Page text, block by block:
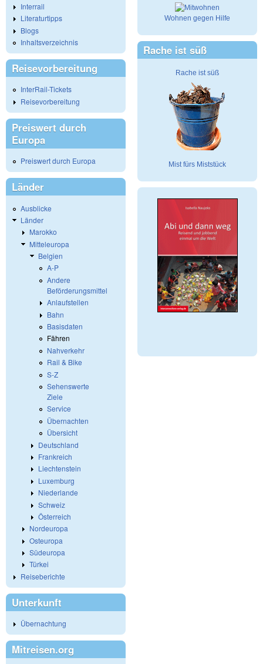
Interrail
Literaturtipps
Blogs
Inhaltsverzeichnis
Reisevorbereitung
InterRail-Tickets
Reisevorbereitung
Preiswert durch
Europa
Preiswert durch Europa
Länder
Ausblicke
Länder
Marokko
Mitteleuropa
Belgien
A-P
Andere
Beförderungsmittel
Anlaufstellen
Bahn
Basisdaten
Fähren
Nahverkehr
Rail & Bike
S-Z
Sehenswerte
Ziele
Service
Übernachten
Übersicht
Deutschland
Frankreich
Liechtenstein
Luxemburg
Niederlande
Schweiz
Österreich
Nordeuropa
Osteuropa
Südeuropa
Türkei
Reiseberichte
Unterkunft
Übernachtung
Mitreisen.org
Wohnen gegen Hilfe
Rache ist süß
Rache ist süß
Mist fürs Miststück